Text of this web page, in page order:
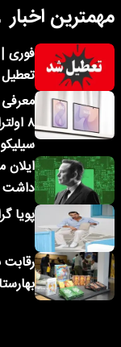
مهمترین اخبار
داشت
پویا